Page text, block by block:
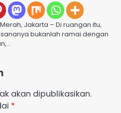
Jakarta – Di ruangan itu,
bukanlah ramai dengan
akan dipublikasikan.
*